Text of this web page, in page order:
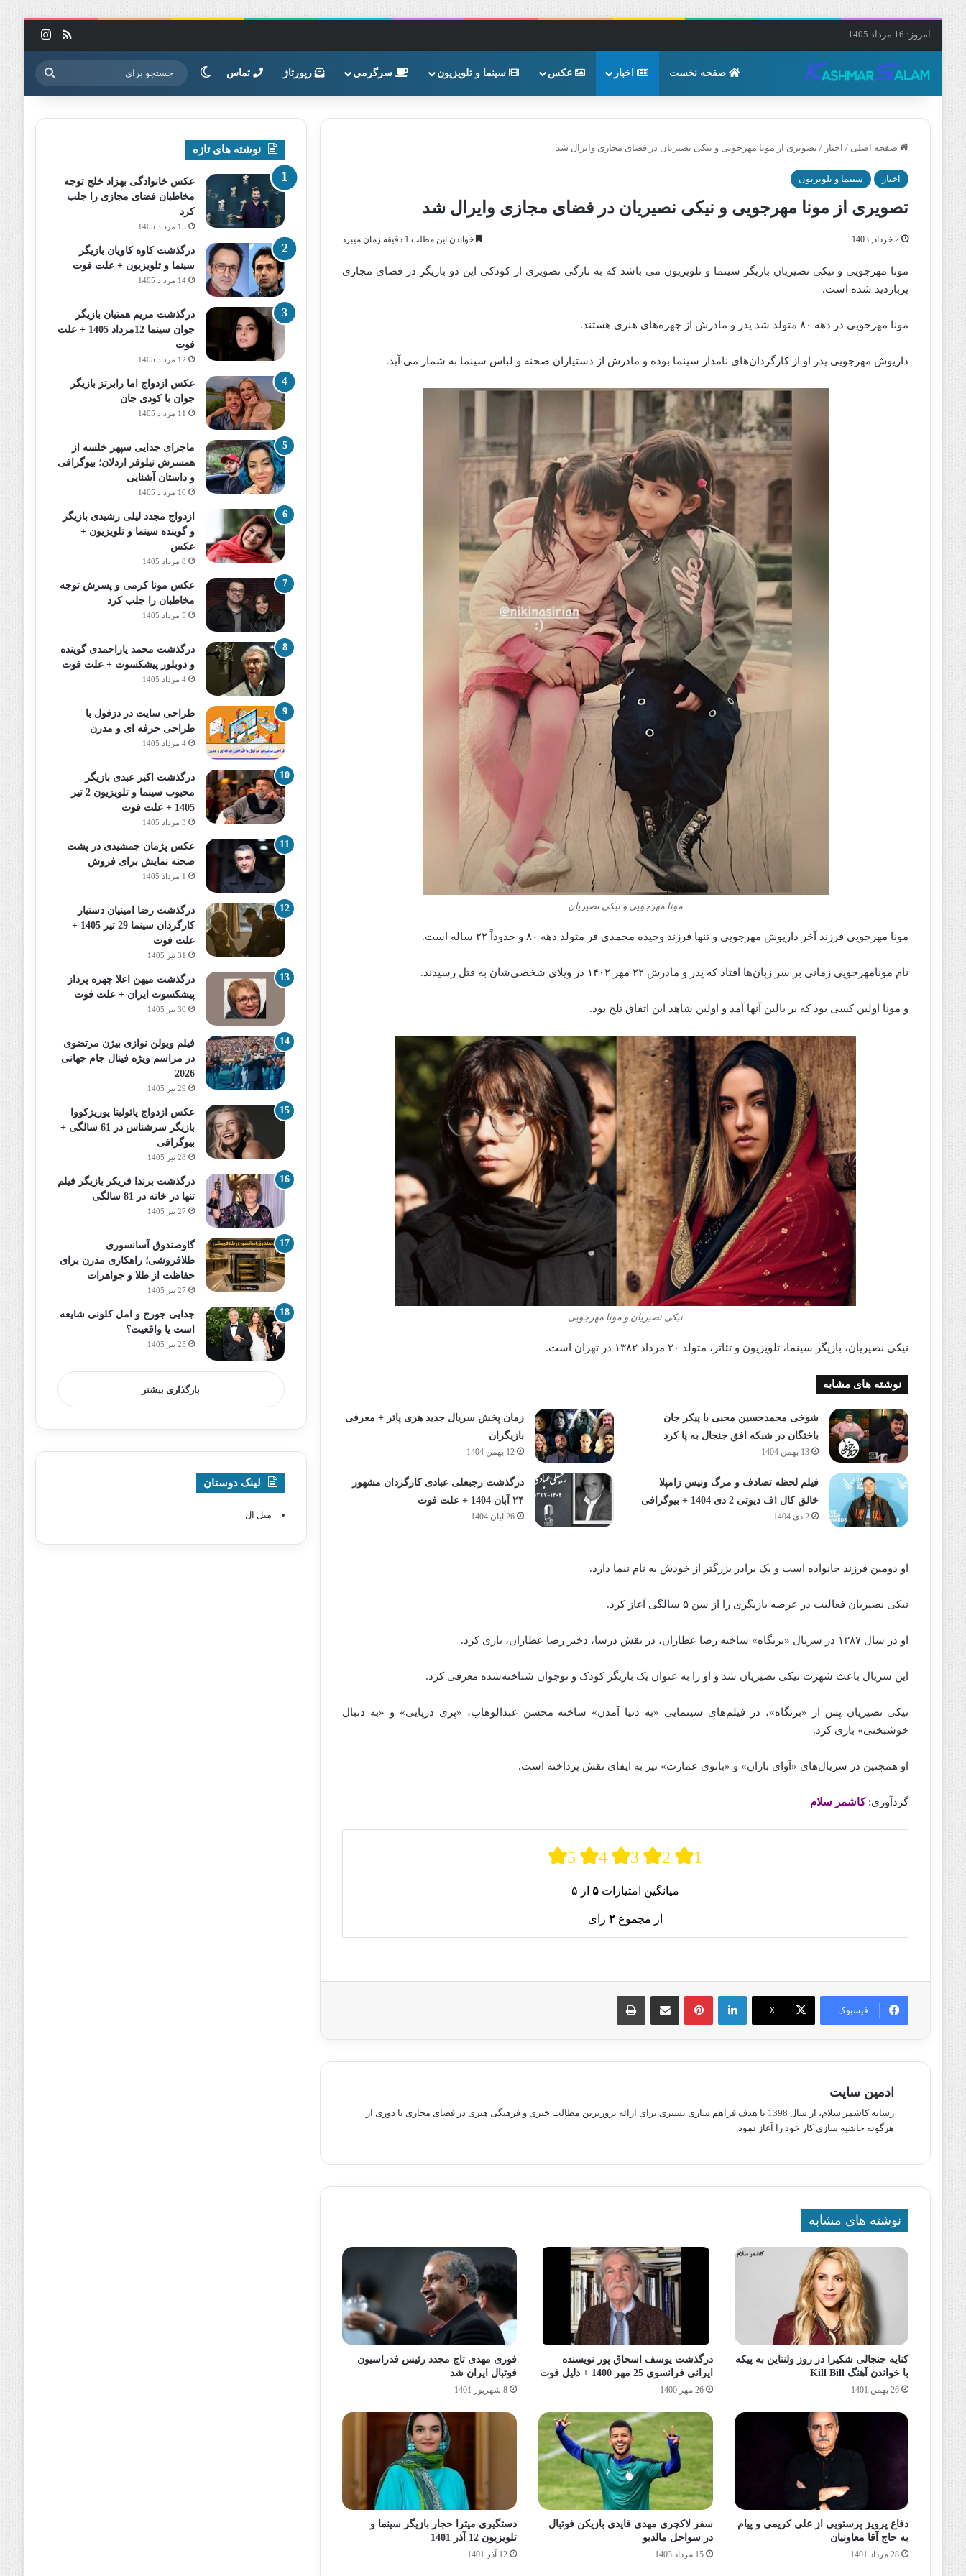
امروز: 16 مرداد 1405 خوراک
صفحه نخست اخبار عکس سینما و تلویزیون سرگرمی رپورتاژ تماس تغییر پوسته جستجو
برای
صفحه اصلی / اخبار / تصویری از مونا مهرجویی و نیکی نصیریان در فضای مجازی وایرال شد
اخبار سینما و تلویزیون
تصویری از مونا مهرجویی و نیکی نصیریان در فضای مجازی وایرال شد
2 خرداد, 1403 خواندن این مطلب 1 دقیقه زمان میبرد
مونا مهرجویی و نیکی نصیریان بازیگر سینما و تلویزیون می باشد که به تازگی تصویری از کودکی این دو بازیگر در فضای مجازی
پربازدید شده است.
مونا مهرجویی در دهه ۸۰ متولد شد پدر و مادرش از چهره‌های هنری هستند.
داریوش مهرجویی پدر او از کارگردان‌های نامدار سینما بوده و مادرش از دستیاران صحنه و لباس سینما به شمار می‌ آید.
مونا مهرجویی و نیکی نصیریان
مونا مهرجویی فرزند آخر داریوش مهرجویی و تنها فرزند وحیده محمدی فر متولد دهه ۸۰ و حدوداً ۲۲ ساله است.
نام مونا‌مهرجویی زمانی بر سر زبان‌ها افتاد که پدر و مادرش ۲۲ مهر ۱۴۰۲ در ویلای شخصی‌شان به قتل رسیدند.
و مونا اولین کسی بود که بر بالین آنها آمد و اولین شاهد این اتفاق تلخ بود.
نیکی نصیریان و مونا مهرجویی
نیکی نصیریان، بازیگر سینما، تلویزیون و تئاتر، متولد ۲۰ مرداد ۱۳۸۲ در تهران است.
نوشته های مشابه
شوخی محمدحسین محبی با پیکر جان
باختگان در شبکه افق جنجال به پا کرد
13 بهمن 1404
زمان پخش سریال جدید هری پاتر + معرفی
بازیگران
12 بهمن 1404
فیلم لحظه تصادف و مرگ ونیس زامپلا
خالق کال اف دیوتی 2 دی 1404 + بیوگرافی
2 دی 1404
درگذشت رجبعلی عبادی کارگردان مشهور
۲۴ آبان 1404 + علت فوت
26 آبان 1404
او دومین فرزند خانواده است و یک برادر بزرگتر از خودش به نام نیما دارد.
نیکی نصیریان فعالیت در عرصه بازیگری را از سن ۵ سالگی آغاز کرد.
او در سال ۱۳۸۷ در سریال «بزنگاه» ساخته‌ رضا عطاران، در نقش درسا، دختر رضا عطاران، بازی کرد.
این سریال باعث شهرت نیکی نصیریان شد و او را به عنوان یک بازیگر کودک و نوجوان شناخته‌شده معرفی کرد.
نیکی نصیریان پس از «بزنگاه»، در فیلم‌های سینمایی «به دنیا آ‌مدن» ساخته‌ محسن عبدالوهاب، «پری دریایی» و «به دنبال
خوشبختی» بازی کرد.
او همچنین در سریال‌های «آوای باران» و «بانوی عمارت» نیز به ایفای نقش پرداخته‌ است.
گردآوری:کاشمر سلام
5 4 3 2 1
میانگین امتیازات ۵ از ۵
از مجموع ۲ رای
فیسبوک X
لینکدین پینترستاشتراک گذاری از طریق ایمیل چاپ
ادمین سایت
رسانه کاشمر سلام، از سال 1398 با هدف فراهم سازی بستری برای ارائه بروزترین مطالب خبری و فرهنگی هنری در فضای مجازی با دوری از
هرگونه حاشیه سازی کار خود را آغاز نمود.
نوشته های مشابه
کنایه جنجالی شکیرا در روز ولنتاین به پیکه
با خواندن آهنگ Kill Bill
26 بهمن 1401
درگذشت یوسف اسحاق پور نویسنده
ایرانی فرانسوی 25 مهر 1400 + دلیل فوت
26 مهر 1400
فوری مهدی تاج مجدد رئیس فدراسیون
فوتبال ایران شد
8 شهریور 1401
دفاع پرویز پرستویی از علی کریمی و پیام
به حاج آقا معاونیان
28 مرداد 1401
سفر لاکچری مهدی قایدی بازیکن فوتبال
در سواحل مالدیو
15 مرداد 1403
دستگیری میترا حجار بازیگر سینما و
تلویزیون 12 آذر 1401
12 آذر 1401
نوشته های تازه
عکس خانوادگی بهزاد خلج توجه
مخاطبان فضای مجازی را جلب
کرد
15 مرداد 1405
درگذشت کاوه کاویان بازیگر
سینما و تلویزیون + علت فوت
14 مرداد 1405
درگذشت مریم همتیان بازیگر
جوان سینما 12مرداد 1405 + علت
فوت
12 مرداد 1405
عکس ازدواج اما رابرتز بازیگر
جوان با کودی جان
11 مرداد 1405
ماجرای جدایی سپهر خلسه از
همسرش نیلوفر اردلان؛ بیوگرافی
و داستان آشنایی
10 مرداد 1405
ازدواج مجدد لیلی رشیدی بازیگر
و گوینده سینما و تلویزیون +
عکس
8 مرداد 1405
عکس مونا کرمی و پسرش توجه
مخاطبان را جلب کرد
5 مرداد 1405
درگذشت محمد یاراحمدی گوینده
و دوبلور پیشکسوت + علت فوت
4 مرداد 1405
طراحی سایت در دزفول با
طراحی حرفه‌ ای و مدرن
4 مرداد 1405
درگذشت اکبر عبدی بازیگر
محبوب سینما و تلویزیون 2 تیر
1405 + علت فوت
3 مرداد 1405
عکس پژمان جمشیدی در پشت
صحنه نمایش برای فروش
1 مرداد 1405
درگذشت رضا امینیان دستیار
کارگردان سینما 29 تیر 1405 +
علت فوت
31 تیر 1405
درگذشت میهن اعلا چهره پرداز
پیشکسوت ایران + علت فوت
30 تیر 1405
فیلم ویولن نوازی بیژن مرتضوی
در مراسم ویژه فینال جام جهانی
2026
29 تیر 1405
عکس ازدواج پائولینا پوریزکووا
بازیگر سرشناس در 61 سالگی +
بیوگرافی
28 تیر 1405
درگذشت برندا فریکر بازیگر فیلم
تنها در خانه در 81 سالگی
27 تیر 1405
گاوصندوق آسانسوری
طلافروشی؛ راهکاری مدرن برای
حفاظت از طلا و جواهرات
27 تیر 1405
جدایی جورج و امل کلونی شایعه
است یا واقعیت؟
25 تیر 1405
بارگذاری بیشتر
لینک دوستان
مبل ال